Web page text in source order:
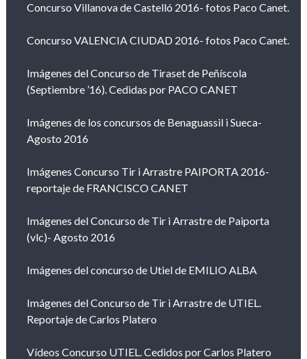
Concurso Villanova de Castelló 2016- fotos Paco Canet.
Concurso VALENCIA CIUDAD 2016- fotos Paco Canet.
Imágenes del Concurso de Tiraset de Peñíscola
(Septiembre ’16). Cedidas por PACO CANET
Imágenes de los concursos de Benaguassil i Sueca-
Agosto 2016
Imágenes Concurso Tir i Arrastre PAIPORTA 2016-
reportaje de FRANCISCO CANET
Imágenes del Concurso de Tir i Arrastre de Paiporta
(vlc)- Agosto 2016
Imágenes del concurso de Utiel de EMILIO ALBA
Imágenes del Concurso de Tir i Arrastre de UTIEL.
Reportaje de Carlos Platero
Vídeos Concurso UTIEL. Cedidos por Carlos Platero